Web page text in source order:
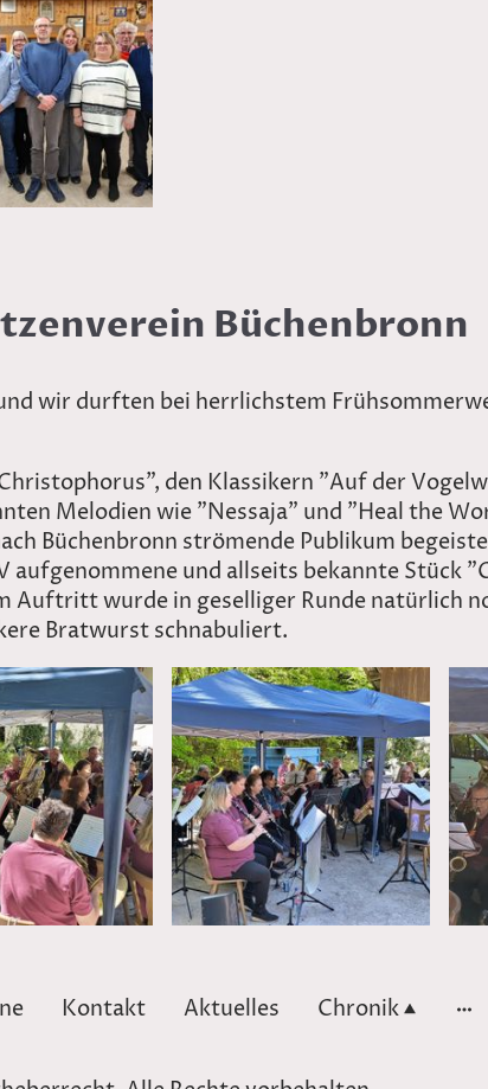
Büchenbronn
wir durften bei herrlichstem
den Klassikern "Auf der
Melodien wie "Nessaja" und "Heal the
Büchenbronn strömende Publikum
und allseits bekannte Stück
Auftritt wurde in geselliger Runde natürlich
Bratwurst schnabuliert.
Kontakt Aktuelles Chronik